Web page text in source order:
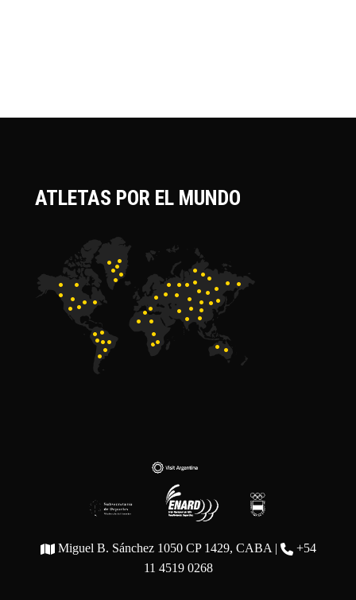
ATLETAS POR EL MUNDO
Miguel B. Sánchez 1050 CP 1429, CABA |
+54
11 4519 0268